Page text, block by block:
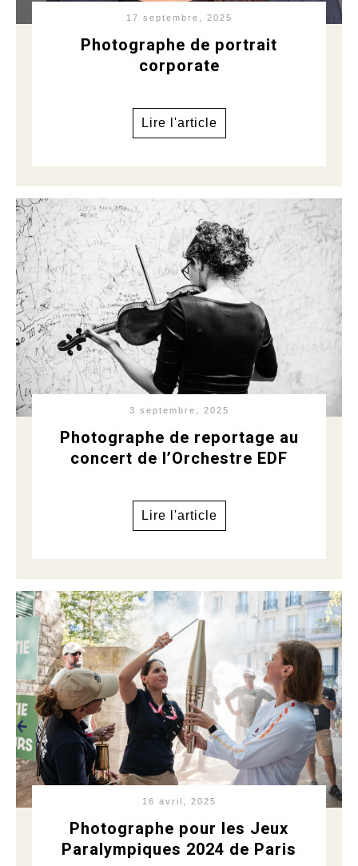
17 septembre, 2025
Photographe de portrait
corporate
Lire l'article
3 septembre, 2025
Photographe de reportage au
concert de l’Orchestre EDF
Lire l'article
16 avril, 2025
Photographe pour les Jeux
Paralympiques 2024 de Paris